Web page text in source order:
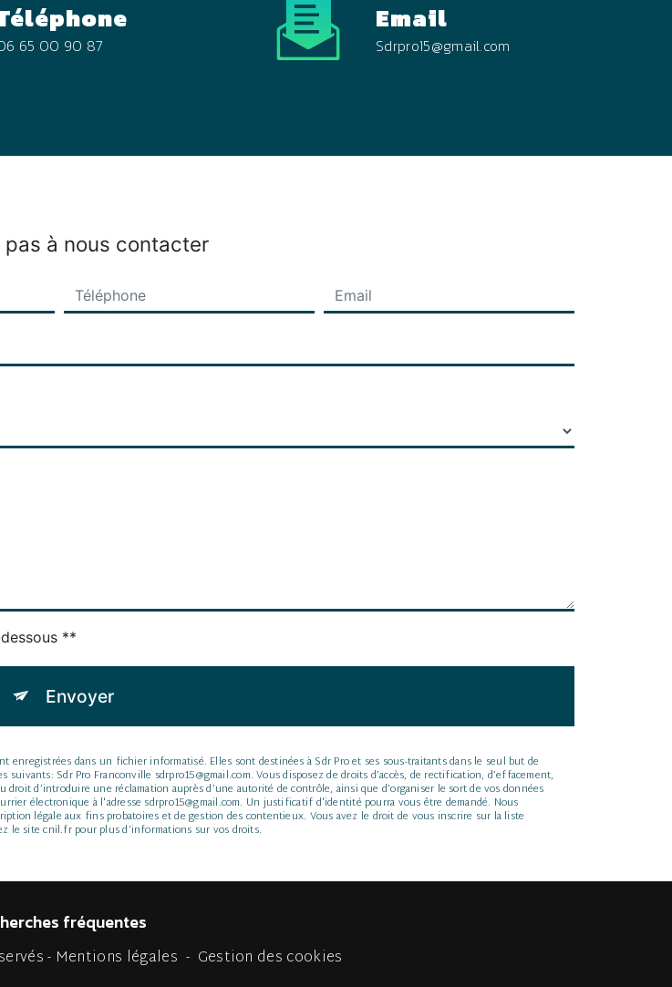
06 65 00 90 87
Email
sdrpro15@gmail.com
pas à nous contacter
**
Envoyer
dans un fichier informatisé. Elles sont destinées à Sdr Pro et ses sous-traitants dans le seul but de
Sdr Pro Franconville sdrpro15@gmail.com. Vous disposez de droits d’accès, de rectification, d’effacement,
d’introduire une réclamation auprès d’une autorité de contrôle, ainsi que d’organiser le sort de vos données
électronique à l'adresse sdrpro15@gmail.com. Un justificatif d'identité pourra vous être demandé. Nous
légale aux fins probatoires et de gestion des contentieux. Vous avez le droit de vous inscrire sur la liste
le site cnil.fr pour plus d’informations sur vos droits.
fréquentes
- Mentions légales - Gestion des cookies